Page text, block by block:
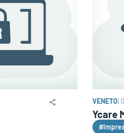
VENETO
Ycare